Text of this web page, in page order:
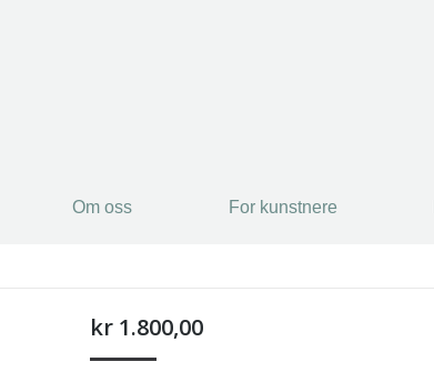
Om oss For kunstnere
kr1.800,00